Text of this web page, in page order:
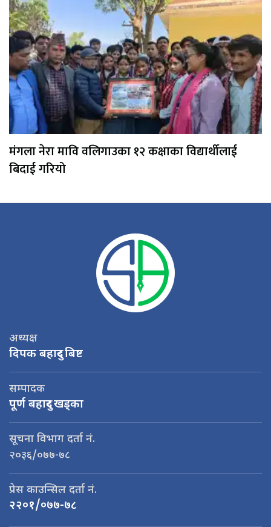
मंगला नेरा मावि वलिगाउका १२ कक्षाका विद्यार्थीलाई
बिदाई गरियो
अध्यक्ष
दिपक बहादुर बिष्ट
सम्पादक
पूर्ण बहादुर खड्का
सूचना विभाग दर्ता नं.
२०३६/०७७-७८
प्रेस काउन्सिल दर्ता नं.
२२०१/०७७-७८